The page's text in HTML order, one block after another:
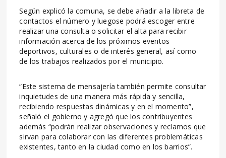
Según explicó la comuna, se debe añadir a la libreta de
contactos el número y luegose podrá escoger entre
realizar una consulta o solicitar el alta para recibir
información acerca de los próximos eventos
deportivos, culturales o de interés general, así como
de los trabajos realizados por el municipio.
“Este sistema de mensajería también permite consultar
inquietudes de una manera más rápida y sencilla,
recibiendo respuestas dinámicas y en el momento”,
señaló el gobierno y agregó que los contribuyentes
además “podrán realizar observaciones y reclamos que
sirvan para colaborar con las diferentes problemáticas
existentes, tanto en la ciudad como en los barrios”.